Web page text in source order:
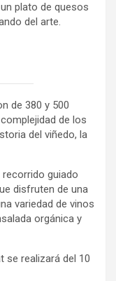
plato de quesos
del arte.
de 380 y 500
de los
del viñedo, la
guiado
disfruten de una
variedad de vinos
orgánica y
se realizará del 10